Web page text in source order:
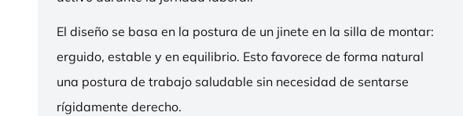
El diseño se basa en la postura de un jinete en la silla de montar:
erguido, estable y en equilibrio. Esto favorece de forma natural
una postura de trabajo saludable sin necesidad de sentarse
rígidamente derecho.